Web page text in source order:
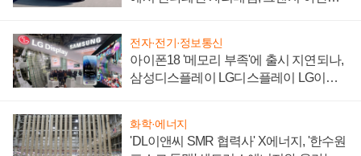
전자·전기·정보통신
아이폰18 '메모리 부족'에 출시 지연되나,
삼성디스플레이 LG디스플레이 LG이노
화학·에너지
'DL이앤씨 SMR 협력사' X에너지, '한수원